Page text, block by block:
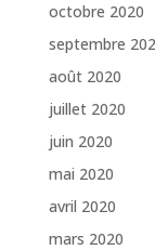
octobre 2020
septembre
août 2020
juillet 2020
juin 2020
mai 2020
avril 2020
mars 2020